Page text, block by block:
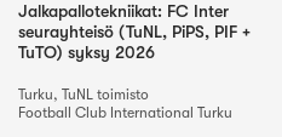
Jalkapallotekniikat: FC Inter
seurayhteisö (TuNL, PiPS, PIF +
TuTO) syksy 2026
Turku, TuNL toimisto
Football Club International Turku